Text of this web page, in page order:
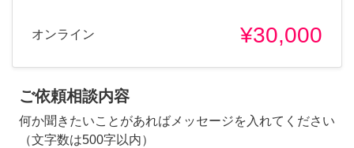
オンライン ¥30,000
ご依頼相談内容
何か聞きたいことがあればメッセージを入れてください
（文字数は500字以内）